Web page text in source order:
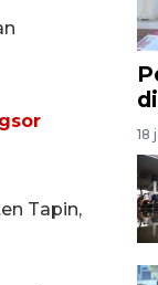
Tapin,
18